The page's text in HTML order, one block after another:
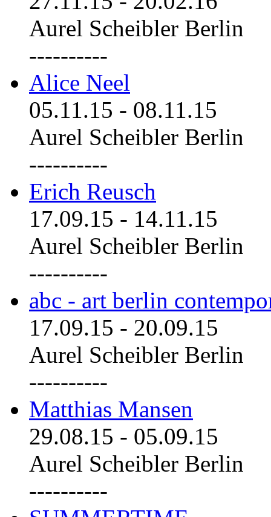
Aurel Scheibler Berlin
----------
Alice Neel
05.11.15 - 08.11.15
Aurel Scheibler Berlin
----------
Erich Reusch
17.09.15 - 14.11.15
Aurel Scheibler Berlin
----------
abc - art berlin
17.09.15 - 20.09.15
Aurel Scheibler Berlin
----------
Matthias Mansen
29.08.15 - 05.09.15
Aurel Scheibler Berlin
----------